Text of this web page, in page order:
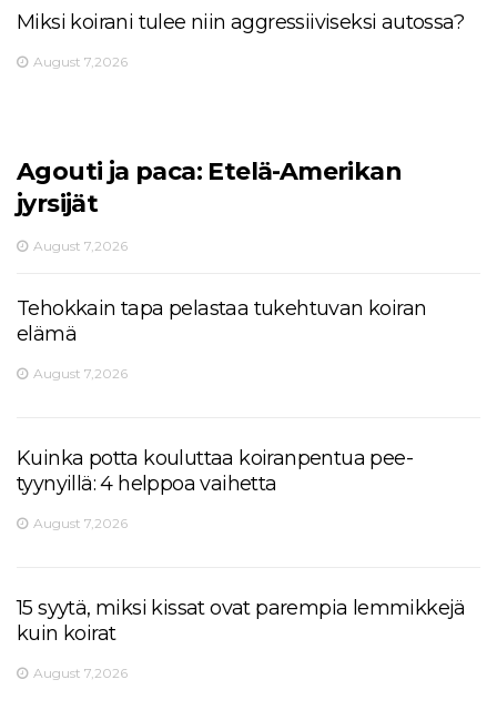
Miksi koirani tulee niin aggressiiviseksi autossa?
August 7,2026
Agouti ja paca: Etelä-Amerikan
jyrsijät
August 7,2026
Tehokkain tapa pelastaa tukehtuvan koiran
elämä
August 7,2026
Kuinka potta kouluttaa koiranpentua pee-
tyynyillä: 4 helppoa vaihetta
August 7,2026
15 syytä, miksi kissat ovat parempia lemmikkejä
kuin koirat
August 7,2026